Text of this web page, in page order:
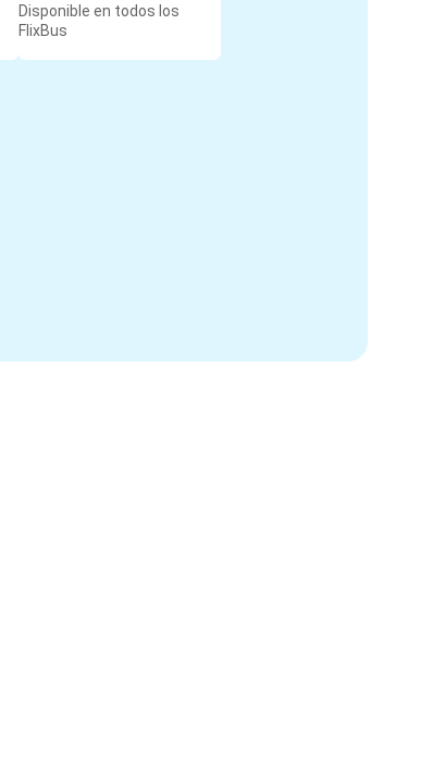
Disponible en todos los
FlixBus